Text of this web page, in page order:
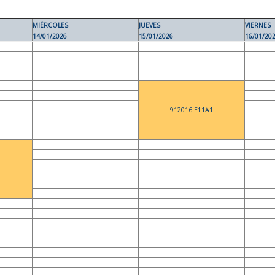
MIÉRCOLES
14/01/2026
JUEVES
15/01/2026
VIERNES
16/01/
912016 E11A1